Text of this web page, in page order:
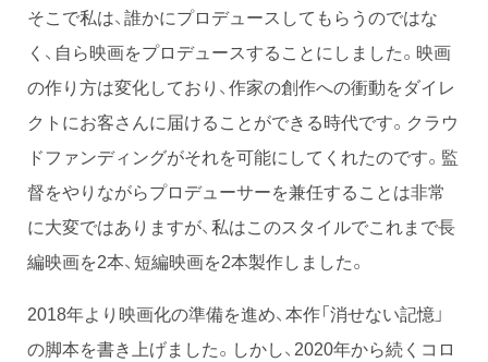
そこで私は、誰かにプロデュースしてもらうのではな
く、自ら映画をプロデュースすることにしました。映画
の作り方は変化しており、作家の創作への衝動をダイレ
クトにお客さんに届けることができる時代です。クラウ
ドファンディングがそれを可能にしてくれたのです。監
督をやりながらプロデューサーを兼任することは非常
に大変ではありますが、私はこのスタイルでこれまで長
編映画を2本、短編映画を2本製作しました。
2018年より映画化の準備を進め、本作「消せない記憶」
の脚本を書き上げました。しかし、2020年から続くコロ